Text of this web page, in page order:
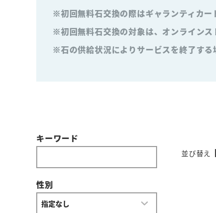
※初回無料石交換の際はギャランティカー
※初回無料石交換の対象は、オンラインス
※石の供給状況によりサービスを終了する
キーワード
性別
並び替え